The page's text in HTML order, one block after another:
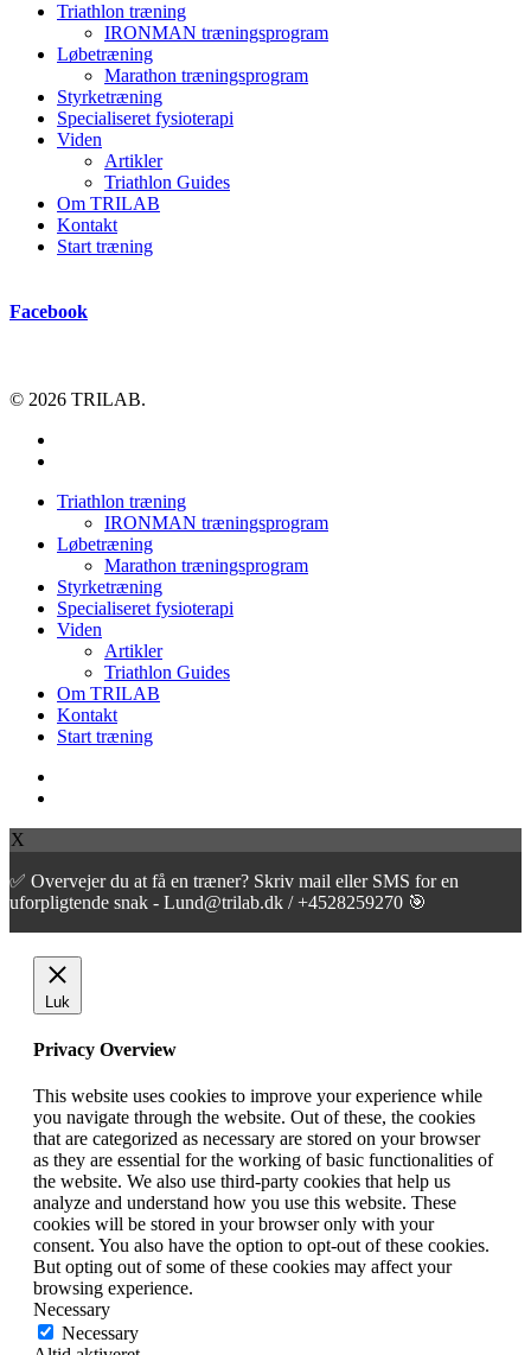
Triathlon træning
IRONMAN træningsprogram
Løbetræning
Marathon træningsprogram
Styrketræning
Specialiseret fysioterapi
Viden
Artikler
Triathlon Guides
Om TRILAB
Kontakt
Start træning
Facebook
© 2026 TRILAB.
Close
Triathlon træning
IRONMAN træningsprogram
Løbetræning
Marathon træningsprogram
Styrketræning
Specialiseret fysioterapi
Viden
Artikler
Triathlon Guides
Om TRILAB
Kontakt
Start træning
X
✅ Overvejer du at få en træner? Skriv mail eller SMS for en
uforpligtende snak - Lund@trilab.dk / +4528259270 🎯
Luk
Privacy Overview
This website uses cookies to improve your experience while
you navigate through the website. Out of these, the cookies
that are categorized as necessary are stored on your browser
as they are essential for the working of basic functionalities of
the website. We also use third-party cookies that help us
analyze and understand how you use this website. These
cookies will be stored in your browser only with your
consent. You also have the option to opt-out of these cookies.
But opting out of some of these cookies may affect your
browsing experience.
Necessary
Necessary